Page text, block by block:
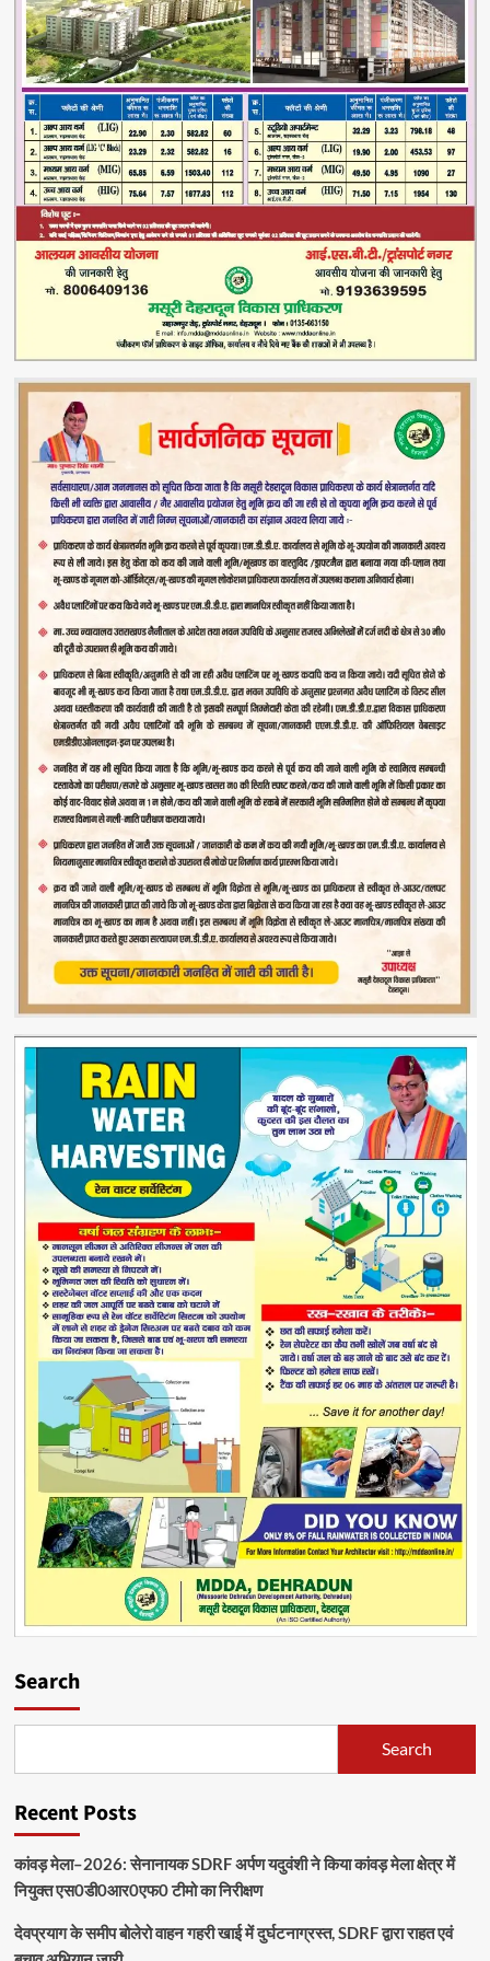
Search
Search
Recent Posts
कांवड़ मेला–2026: सेनानायक SDRF अर्पण यदुवंशी ने किया कांवड़ मेला क्षेत्र में
नियुक्त एस0डी0आर0एफ0 टीमो का निरीक्षण
देवप्रयाग के समीप बोलेरो वाहन गहरी खाई में दुर्घटनाग्रस्त, SDRF द्वारा राहत एवं